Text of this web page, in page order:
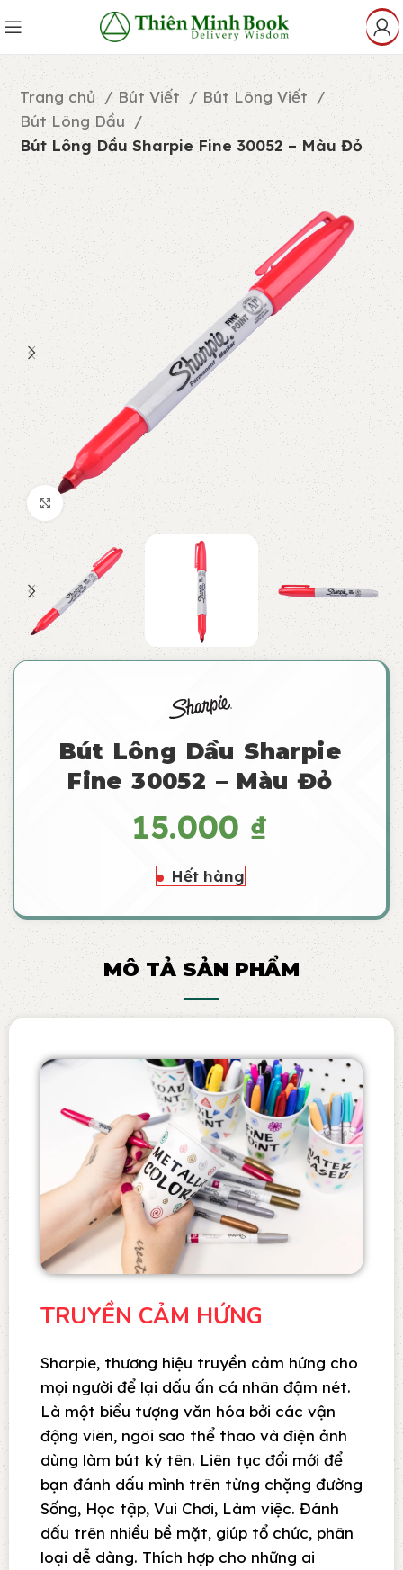
Trang chủ Bút Viết
Bút Lông Viết
Bút Lông Dầu
Bút Lông Dầu Sharpie Fine 30052 – Màu Đỏ
Click to enlarge
Bút Lông Dầu Sharpie
Fine 30052 – Màu Đỏ
15.000 ₫
Hết hàng
MÔ TẢ SẢN PHẨM
TRUYỀN CẢM HỨNG
Sharpie, thương hiệu truyền cảm hứng cho
mọi người để lại dấu ấn cá nhân đậm nét.
Là một biểu tượng văn hóa bởi các vận
động viên, ngôi sao thể thao và điện ảnh
dùng làm bút ký tên. Liên tục đổi mới để
bạn đánh dấu mình trên từng chặng đường
Sống, Học tập, Vui Chơi, Làm việc. Đánh
dấu trên nhiều bề mặt, giúp tổ chức, phân
loại dễ dàng. Thích hợp cho những ai